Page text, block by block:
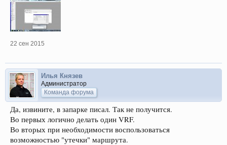
22 сен 2015
Илья Князев
Администратор
Команда форума
Да, извините, в запарке писал. Так не получится.
Во первых логично делать один VRF.
Во вторых при необходимости воспользоваться
возможностью "утечки" маршрута.